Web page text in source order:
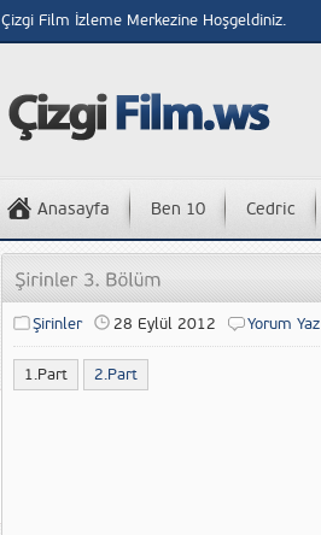
Çizgi Film İzleme Merkezine Hoşgeldiniz.
Anasayfa Ben 10 Cedric
Şirinler 28 Eylül 2012 Yorum Yaz
1.Part 2.Part